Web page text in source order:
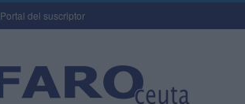
Portal del suscriptor